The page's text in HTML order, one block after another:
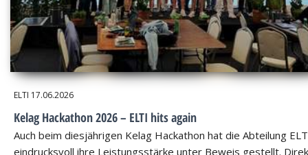
ELTI 17.06.2026
Kelag Hackathon 2026 – ELTI hits again
Auch beim diesjährigen Kelag Hackathon hat die Abteilung
eindrucksvoll ihre Leistungsstärke unter Beweis gestellt.